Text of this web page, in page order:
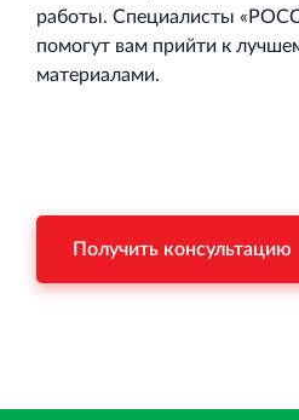
работы. Специалисты
помогут вам прийти к
материалами.
Получить консультацию